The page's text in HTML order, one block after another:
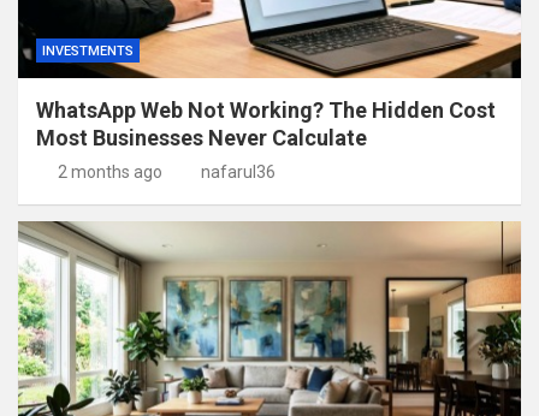
INVESTMENTS
WhatsApp Web Not Working? The Hidden Cost
Most Businesses Never Calculate
2 months ago nafarul36